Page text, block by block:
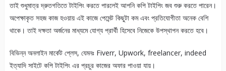
তাই শুধুমাত্র দ্রুতগতিতে টাইপিং করতে পারলেই আপনি কপি টাইপিং জব শুরু করতে পারেন।
অপেক্ষাকৃত সহজ কাজ হওয়ায় এই কাজে পেমেন্ট কিছুটা কম এবং প্রতিযোগীতা অনেক বেশি
থাকে। তাই দক্ষতা অর্জনের মাধ্যমে যোগ্য প্রার্থী হিসেবে নিজেকে উপস্থাপন করতে হবে।
বিভিন্ন অনলাইন মার্কেট প্লেস, যেমনঃ Fiverr, Upwork, freelancer, indeed
ইত্যাদি সাইটে কপি টাইপিং এর প্রচুর কাজের অফার পাওয়া যায়।